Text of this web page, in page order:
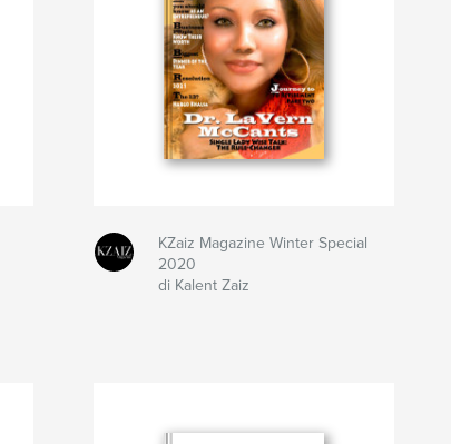
KZaiz Magazine Winter Special
2020
di Kalent Zaiz